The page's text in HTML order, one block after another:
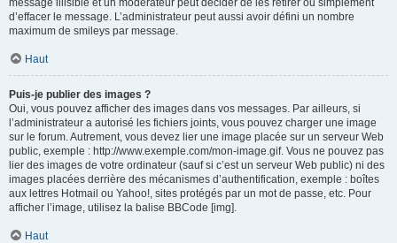
d’effacer le message. L’administrateur peut aussi avoir défini un nombre
maximum de smileys par message.
Haut
Puis-je publier des images ?
Oui, vous pouvez afficher des images dans vos messages. Par ailleurs, si
l’administrateur a autorisé les fichiers joints, vous pouvez charger une image
sur le forum. Autrement, vous devez lier une image placée sur un serveur Web
public, exemple : http://www.exemple.com/mon-image.gif. Vous ne pouvez pas
lier des images de votre ordinateur (sauf si c’est un serveur Web public) ni des
images placées derrière des mécanismes d’authentification, exemple : boîtes
aux lettres Hotmail ou Yahoo!, sites protégés par un mot de passe, etc. Pour
afficher l’image, utilisez la balise BBCode [img].
Haut